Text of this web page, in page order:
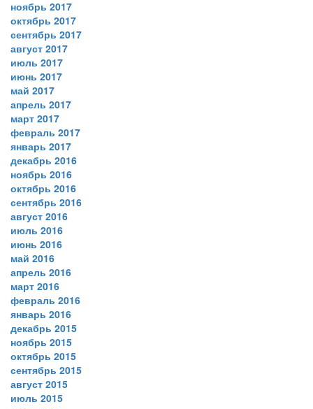
ноябрь 2017
октябрь 2017
сентябрь 2017
август 2017
июль 2017
июнь 2017
май 2017
апрель 2017
март 2017
февраль 2017
январь 2017
декабрь 2016
ноябрь 2016
октябрь 2016
сентябрь 2016
август 2016
июль 2016
июнь 2016
май 2016
апрель 2016
март 2016
февраль 2016
январь 2016
декабрь 2015
ноябрь 2015
октябрь 2015
сентябрь 2015
август 2015
июль 2015